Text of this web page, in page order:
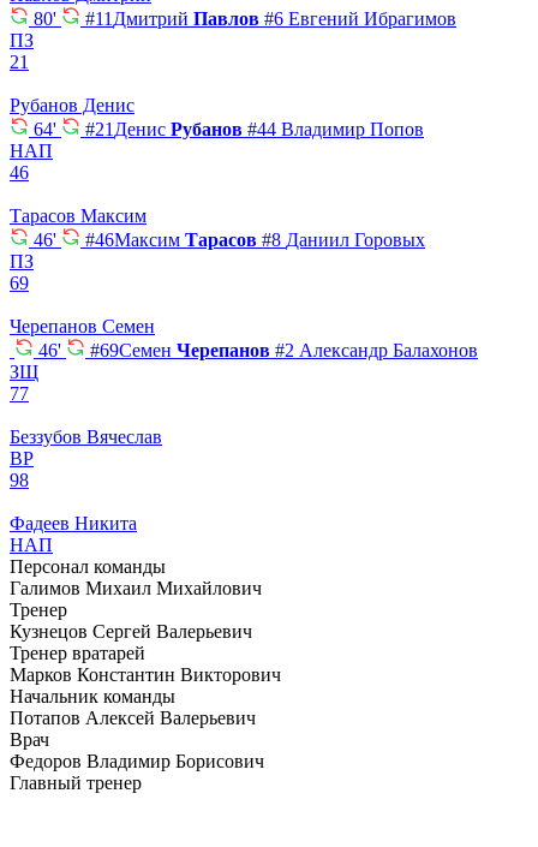
80'
#11Дмитрий Павлов #6 Евгений Ибрагимов
ПЗ
21
Рубанов Денис
64'
#21Денис Рубанов #44 Владимир Попов
НАП
46
Тарасов Максим
46'
#46Максим Тарасов #8 Даниил Горовых
ПЗ
69
Черепанов Семен
46'
#69Семен Черепанов #2 Александр Балахонов
ЗЩ
77
Беззубов Вячеслав
ВР
98
Фадеев Никита
НАП
Персонал команды
Галимов Михаил Михайлович
Тренер
Кузнецов Сергей Валерьевич
Тренер вратарей
Марков Константин Викторович
Начальник команды
Потапов Алексей Валерьевич
Врач
Федоров Владимир Борисович
Главный тренер